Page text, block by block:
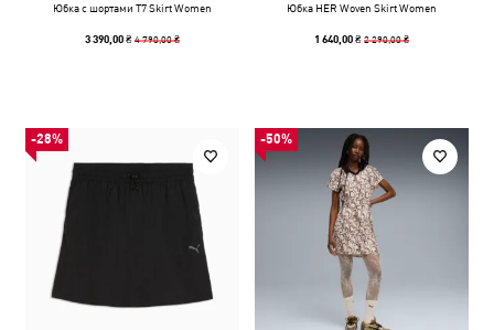
Юбка с шортами T7 Skirt Women
3 390,00 ₴4 790,00 ₴
Юбка HER Woven Skirt Women
1 640,00 ₴2 290,00 ₴
-28% -50%